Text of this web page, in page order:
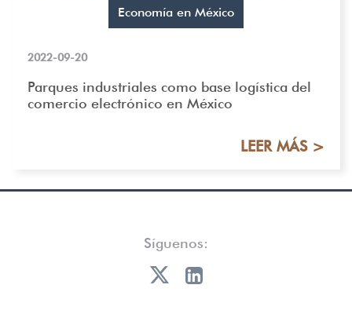
Economía en México
2022-09-20
Parques industriales como base logística del
comercio electrónico en México
LEER MÁS >
Síguenos: